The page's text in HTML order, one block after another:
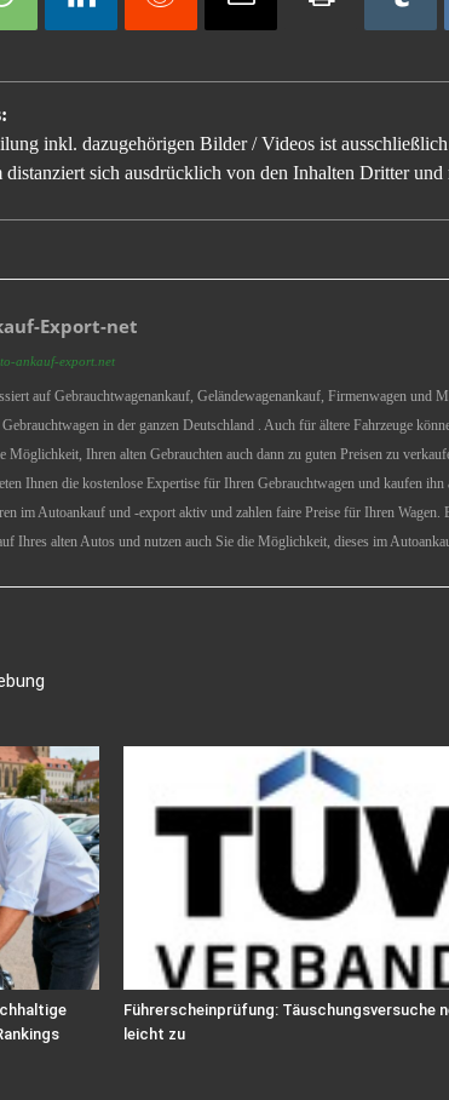
inkl. dazugehörigen Bilder / Videos ist
sich ausdrücklich von den Inhalten Dritter und
Export-net
ankauf-export.net
auf Gebrauchtwagenankauf, Geländewagenankauf, Firmenwagen und
in der ganzen Deutschland . Auch für ältere Fahrzeuge
Möglichkeit, Ihren alten Gebrauchten auch dann zu guten Preisen zu
Ihnen die kostenlose Expertise für Ihren Gebrauchtwagen und kaufen
im Autoankauf und -export aktiv und zahlen faire Preise für Ihren
Ihres alten Autos und nutzen auch Sie die Möglichkeit, dieses im
Führerscheinprüfung: Täuschungsversuche
leicht zu